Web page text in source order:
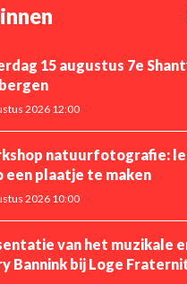
15 augustus 7e
2026 12:00
natuurfotografie:
plaatje te maken
2026 10:00
van het muzikale
Bannink bij Loge